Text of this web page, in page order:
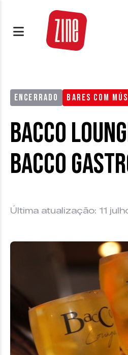
ENCERRADO BARES COM
Bacco
Bacco
Última atualização: 11